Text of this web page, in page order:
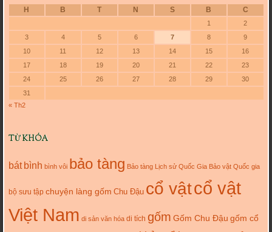
H B T N S B C
1
2
3
4 5 6 7 8
9
10
11 12 13 14 15
16
17
18 19 20 21 22
23
24
25 26 27 28 29
30
31
« Th2
TỪ KHÓA
bát bình bình vôi bảo tàng Bảo tàng Lịch sử Quốc Gia Bảo vật Quốc gia
bộ sưu tập chuyện làng gốm Chu Đậu cổ vậtcổ vật
Việt Nam di sản văn hóa di tích gốm Gốm Chu Đậu gốm cổ